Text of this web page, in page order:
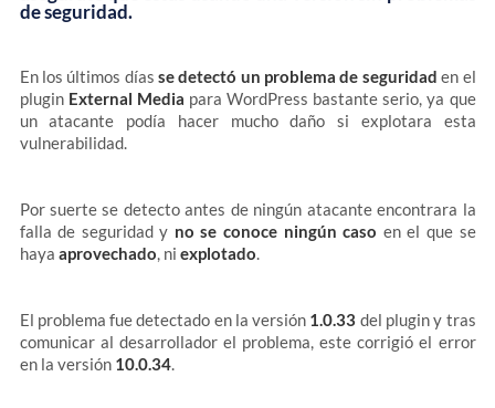
de seguridad.
En los últimos días se detectó un problema de seguridad en el
plugin External Media para WordPress bastante serio, ya que
un atacante podía hacer mucho daño si explotara esta
vulnerabilidad.
Por suerte se detecto antes de ningún atacante encontrara la
falla de seguridad y no se conoce ningún caso en el que se
haya aprovechado, ni explotado.
El problema fue detectado en la versión 1.0.33 del plugin y tras
comunicar al desarrollador el problema, este corrigió el error
en la versión 10.0.34.